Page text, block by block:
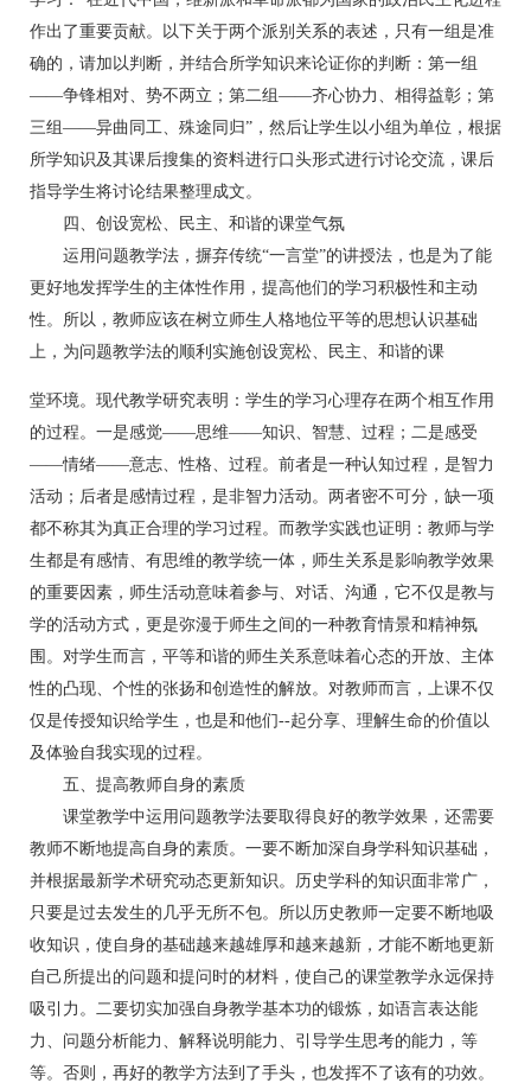
作出了重要贡献。以下关于两个派别关系的表述，只有一组是准
确的，请加以判断，并结合所学知识来论证你的判断：第一组
——争锋相对、势不两立；第二组——齐心协力、相得益彰；第
三组——异曲同工、殊途同归”，然后让学生以小组为单位，根据
所学知识及其课后搜集的资料进行口头形式进行讨论交流，课后
指导学生将讨论结果整理成文。
四、创设宽松、民主、和谐的课堂气氛
运用问题教学法，摒弃传统“一言堂”的讲授法，也是为了能
更好地发挥学生的主体性作用，提高他们的学习积极性和主动
性。所以，教师应该在树立师生人格地位平等的思想认识基础
上，为问题教学法的顺利实施创设宽松、民主、和谐的课
堂环境。现代教学研究表明：学生的学习心理存在两个相互作用
的过程。一是感觉——思维——知识、智慧、过程；二是感受
——情绪——意志、性格、过程。前者是一种认知过程，是智力
活动；后者是感情过程，是非智力活动。两者密不可分，缺一项
都不称其为真正合理的学习过程。而教学实践也证明：教师与学
生都是有感情、有思维的教学统一体，师生关系是影响教学效果
的重要因素，师生活动意味着参与、对话、沟通，它不仅是教与
学的活动方式，更是弥漫于师生之间的一种教育情景和精神氛
围。对学生而言，平等和谐的师生关系意味着心态的开放、主体
性的凸现、个性的张扬和创造性的解放。对教师而言，上课不仅
仅是传授知识给学生，也是和他们--起分享、理解生命的价值以
及体验自我实现的过程。
五、提高教师自身的素质
课堂教学中运用问题教学法要取得良好的教学效果，还需要
教师不断地提高自身的素质。一要不断加深自身学科知识基础，
并根据最新学术研究动态更新知识。历史学科的知识面非常广，
只要是过去发生的几乎无所不包。所以历史教师一定要不断地吸
收知识，使自身的基础越来越雄厚和越来越新，才能不断地更新
自己所提出的问题和提问时的材料，使自己的课堂教学永远保持
吸引力。二要切实加强自身教学基本功的锻炼，如语言表达能
力、问题分析能力、解释说明能力、引导学生思考的能力，等
等。否则，再好的教学方法到了手头，也发挥不了该有的功效。